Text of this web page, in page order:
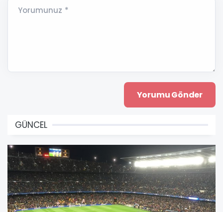
Yorumunuz *
GÜNCEL